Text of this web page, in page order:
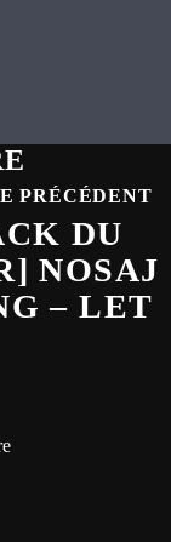
PRÉCÉDENT
DU
NOSAJ
– LET